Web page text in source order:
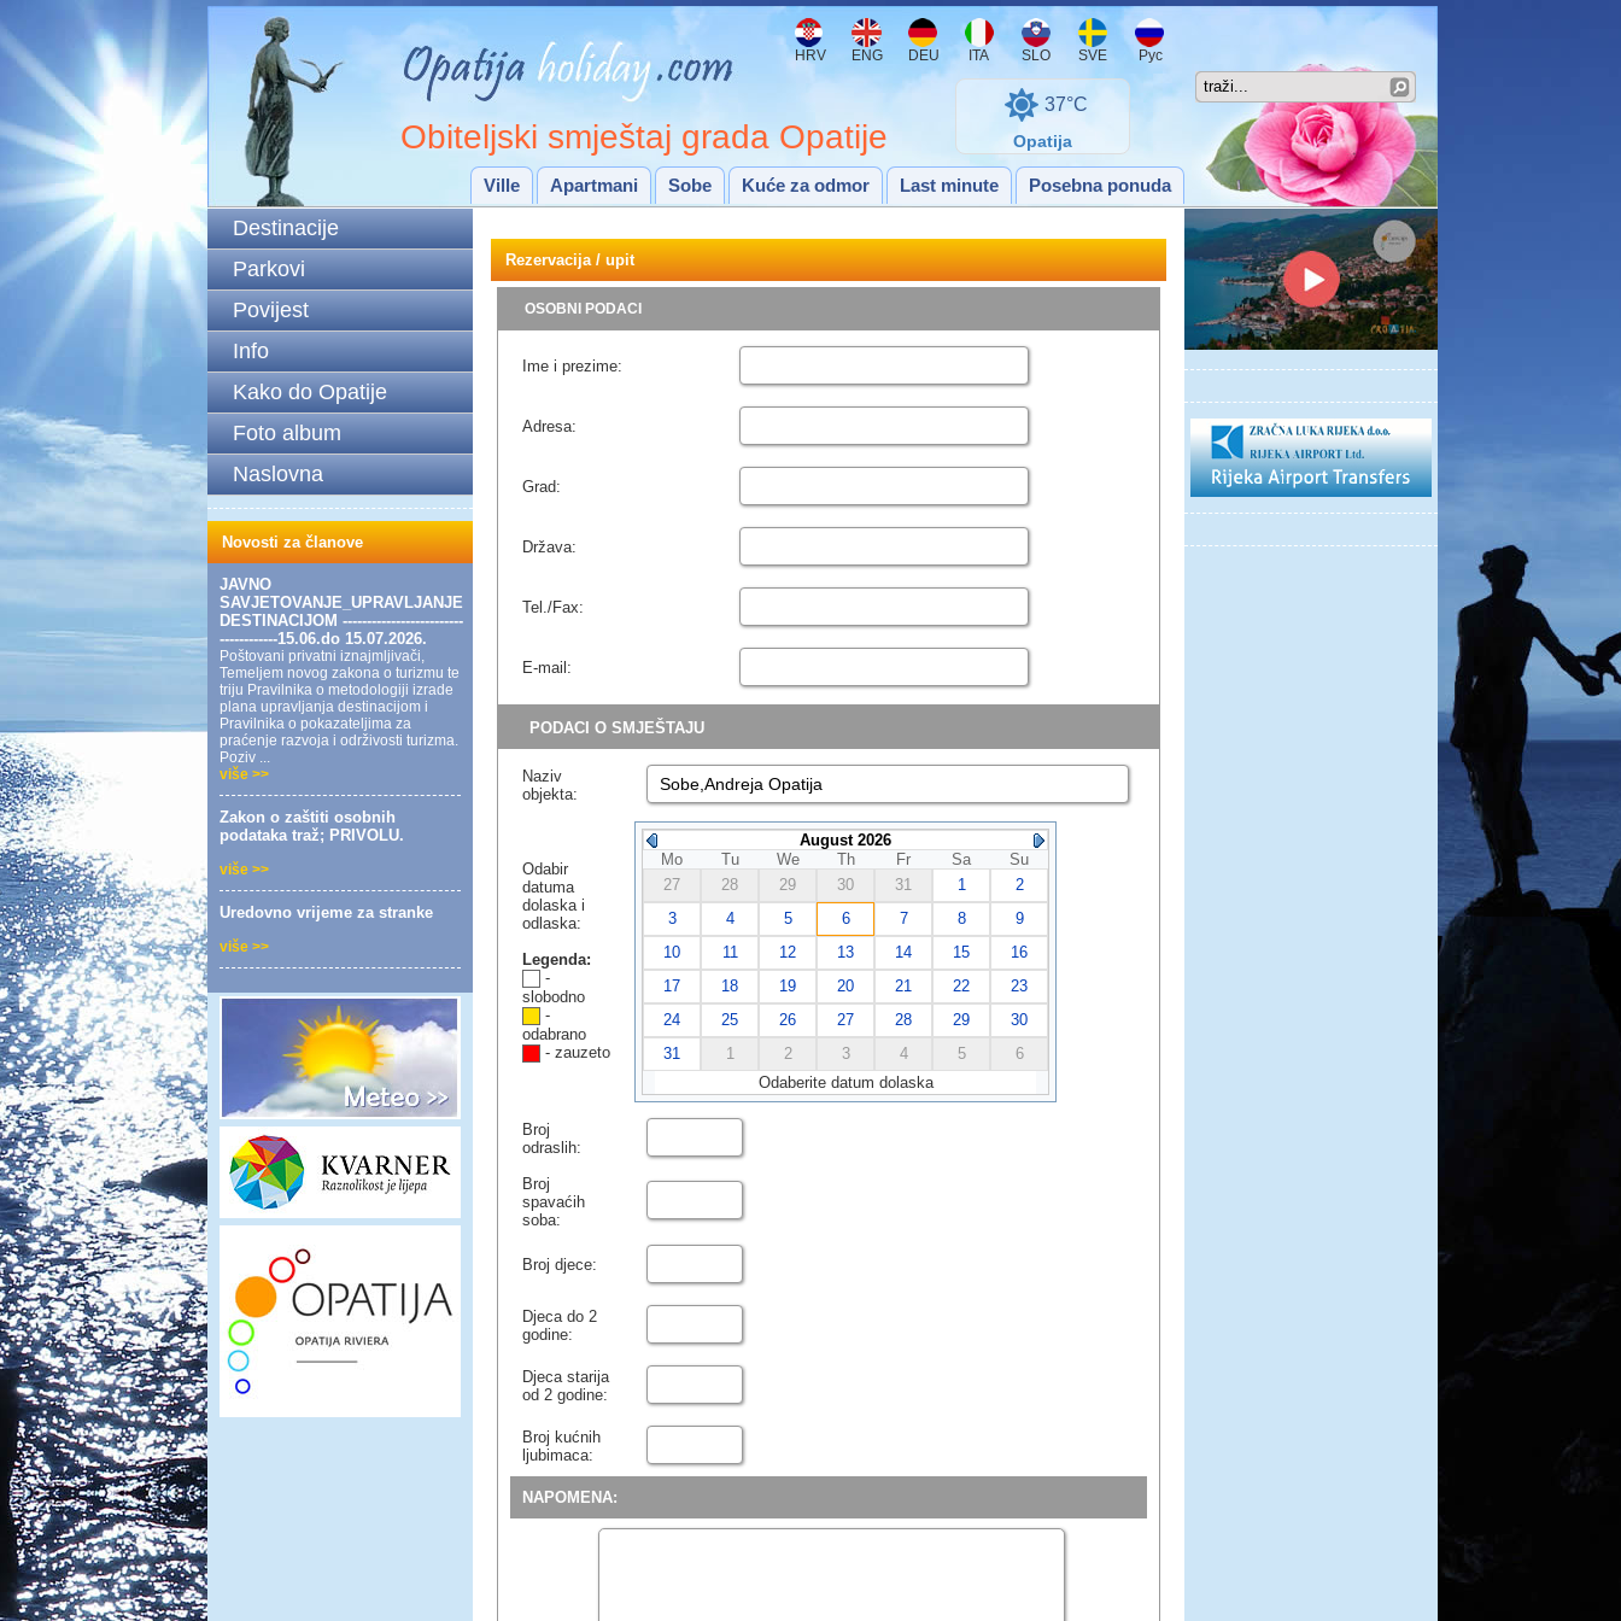
HRV ENG DEU ITA SLO SVE Рус
Obiteljski smještaj grada Opatije
37°C
Opatija
Ville Apartmani Sobe Kuće za odmor Last minute Posebna ponuda
Destinacije
Parkovi
Povijest
Info
Kako do Opatije
Foto album
Naslovna
Novosti za članove
JAVNO
SAVJETOVANJE_UPRAVLJANJE
DESTINACIJOM -------------------------
------------15.06.do 15.07.2026.
Poštovani privatni iznajmljivači,
Temeljem novog zakona o turizmu te
triju Pravilnika o metodologiji izrade
plana upravljanja destinacijom i
Pravilnika o pokazateljima za
praćenje razvoja i održivosti turizma.
Poziv ...
više >>
Zakon o zaštiti osobnih
podataka traž; PRIVOLU.
više >>
Uredovno vrijeme za stranke
više >>
Rezervacija / upit
OSOBNI PODACI
Ime i prezime:
Adresa:
Grad:
Država:
Tel./Fax:
E-mail:
PODACI O SMJEŠTAJU
Naziv
objekta:
Odabir
datuma
dolaska i
odlaska:
Legenda:
-
slobodno
-
odabrano
- zauzeto
August 2026
Mo
Tu We Th Fr Sa
Su
27
28 29 30 31 1
2
3
4 5 6 7 8
9
10
11 12 13 14 15
16
17
18 19 20 21 22
23
24
25 26 27 28 29
30
31
1 2 3 4 5
6
Odaberite datum dolaska
Broj
odraslih:
Broj
spavaćih
soba:
Broj djece:
Djeca do 2
godine:
Djeca starija
od 2 godine:
Broj kućnih
ljubimaca:
NAPOMENA: